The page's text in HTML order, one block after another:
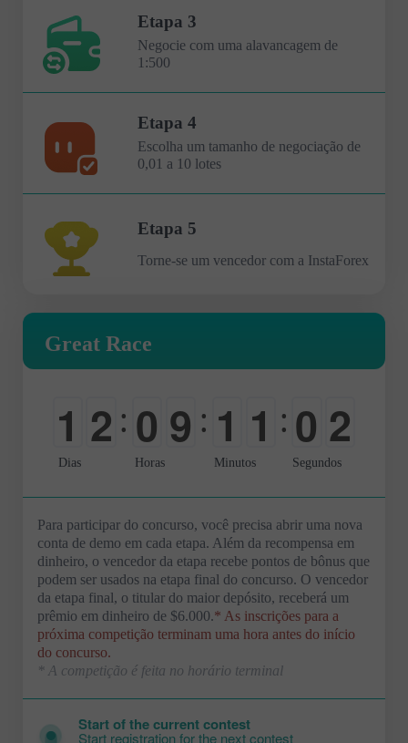
Etapa 3
Negocie com uma alavancagem de
1:500
Etapa 4
Escolha um tamanho de negociação de
0,01 a 10 lotes
Etapa 5
Torne-se um vencedor com a InstaForex
Great Race
1
0
2 : 0
-
9 : 1
0
1
0
: 0
-
1
2
Dias Horas Minutos Segundos
Para participar do concurso, você precisa abrir uma nova
conta de demo em cada etapa. Além da recompensa em
dinheiro, o vencedor da etapa recebe pontos de bônus que
podem ser usados na etapa final do concurso. O vencedor
da etapa final, o titular do maior depósito, receberá um
prêmio em dinheiro de $6.000.* As inscrições para a
próxima competição terminam uma hora antes do início
do concurso.
* A competição é feita no horário terminal
Start of the current contest
Start registration for the next contest